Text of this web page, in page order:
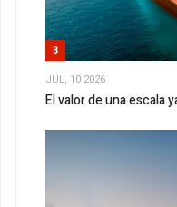
3
JUL, 10 2026
El valor de una escala